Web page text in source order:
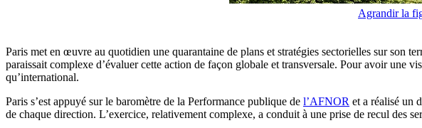
Agrandirla
Paris met en œuvre au quotidien une quarantaine de plans et stratégies sectorielles sur son
paraissait complexe d’évaluer cette action de façon globale et transversale. Pour avoir une
qu’international.
Paris s’est appuyé sur le baromètre de la Performance publique de l’AFNOR et a réalisé un
de chaque direction. L’exercice, relativement complexe, a conduit à une prise de recul des